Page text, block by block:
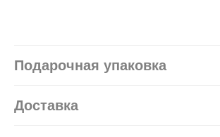
Подарочная упаковка
Доставка